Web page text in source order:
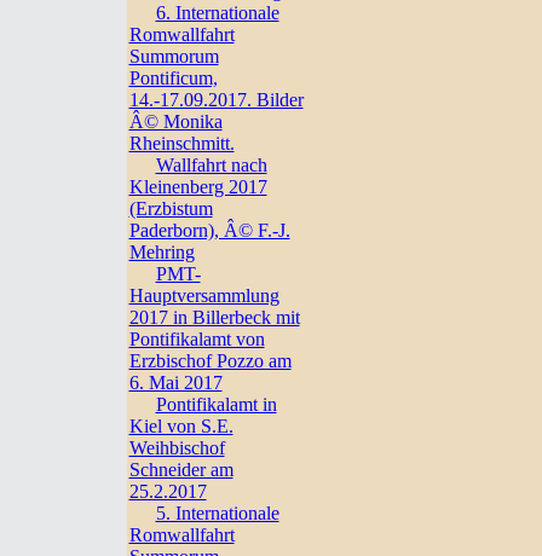
6. Internationale
Romwallfahrt
Summorum
Pontificum,
14.-17.09.2017. Bilder
Â© Monika
Rheinschmitt.
Wallfahrt nach
Kleinenberg 2017
(Erzbistum
Paderborn), Â© F.-J.
Mehring
PMT-
Hauptversammlung
2017 in Billerbeck mit
Pontifikalamt von
Erzbischof Pozzo am
6. Mai 2017
Pontifikalamt in
Kiel von S.E.
Weihbischof
Schneider am
25.2.2017
5. Internationale
Romwallfahrt